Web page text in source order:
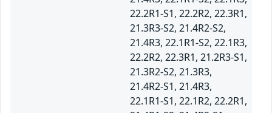
22.2R1-S1, 22.2R2, 22.3R1,
21.3R3-S2, 21.4R2-S2,
21.4R3, 22.1R1-S2, 22.1R3,
22.2R2, 22.3R1, 21.2R3-S1,
21.3R2-S2, 21.3R3,
21.4R2-S1, 21.4R3,
22.1R1-S1, 22.1R2, 22.2R1,